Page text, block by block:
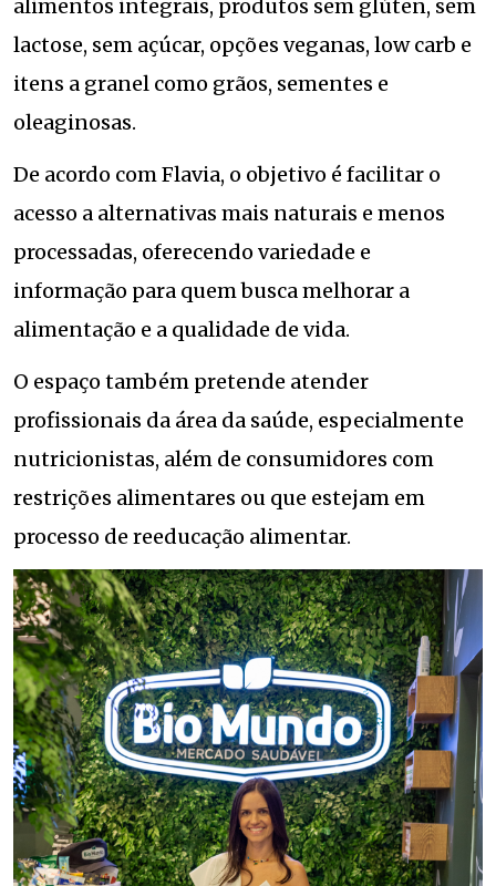
alimentos integrais, produtos sem glúten, sem
lactose, sem açúcar, opções veganas, low carb e
itens a granel como grãos, sementes e
oleaginosas.
De acordo com Flavia, o objetivo é facilitar o
acesso a alternativas mais naturais e menos
processadas, oferecendo variedade e
informação para quem busca melhorar a
alimentação e a qualidade de vida.
O espaço também pretende atender
profissionais da área da saúde, especialmente
nutricionistas, além de consumidores com
restrições alimentares ou que estejam em
processo de reeducação alimentar.